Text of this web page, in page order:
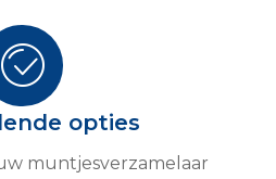
opties
muntjesverzamelaar